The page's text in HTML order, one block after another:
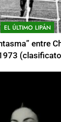
EL ÚLTIMO LIPÁN
entre